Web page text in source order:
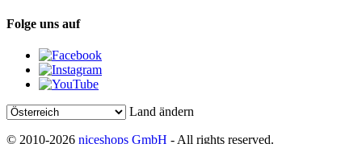
Folge uns auf
Land ändern
© 2010-2026 niceshops GmbH - All rights reserved.